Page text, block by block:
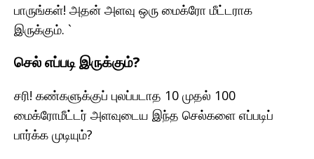
பாருங்கள்! அதன் அளவு ஒரு மைக்ரோ மீட்டராக
இருக்கும். `
செல் எப்படி இருக்கும்?
சரி! கண்களுக்குப் புலப்படாத 10 முதல் 100
மைக்ரோமீட்டர் அளவுடைய இந்த செல்களை எப்படிப்
பார்க்க முடியும்?